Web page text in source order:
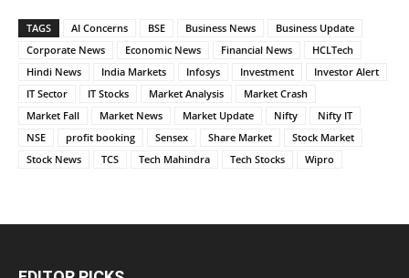
TAGS AI Concerns BSE Business News
Business Update
Corporate News
Economic News Financial News
HCLTech
Hindi News
India Markets Infosys Investment
Investor Alert
IT Sector
IT Stocks Market Analysis
Market Crash
Market Fall
Market News Market Update Nifty
Nifty IT
NSE
profit booking Sensex Share Market
Stock Market
Stock News
TCS Tech Mahindra Tech Stocks Wipro